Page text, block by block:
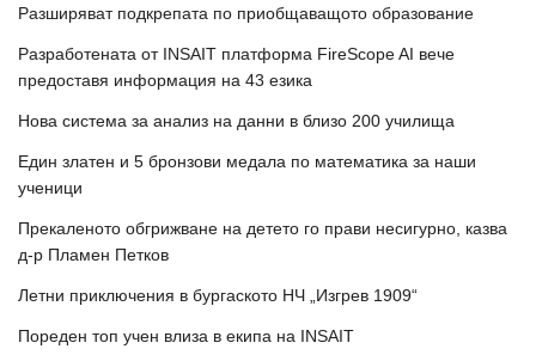
Разширяват подкрепата по приобщаващото образование
Разработената от INSAIT платформа FireScope AI вече
предоставя информация на 43 езика
Нова система за анализ на данни в близо 200 училища
Един златен и 5 бронзови медала по математика за наши
ученици
Прекаленото обгрижване на детето го прави несигурно, казва
д-р Пламен Петков
Летни приключения в бургаското НЧ „Изгрев 1909“
Пореден топ учен влиза в екипа на INSAIT